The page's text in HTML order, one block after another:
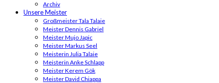
Archiv
Unsere Meister
Großmeister Tala Talaie
Meister Dennis Gabriel
Meister Mujo Japic
Meister Markus Seel
Meisterin Julia Talaie
Meisterin Anke Schlapp
Meister Kerem Gök
Meister David Chiappa